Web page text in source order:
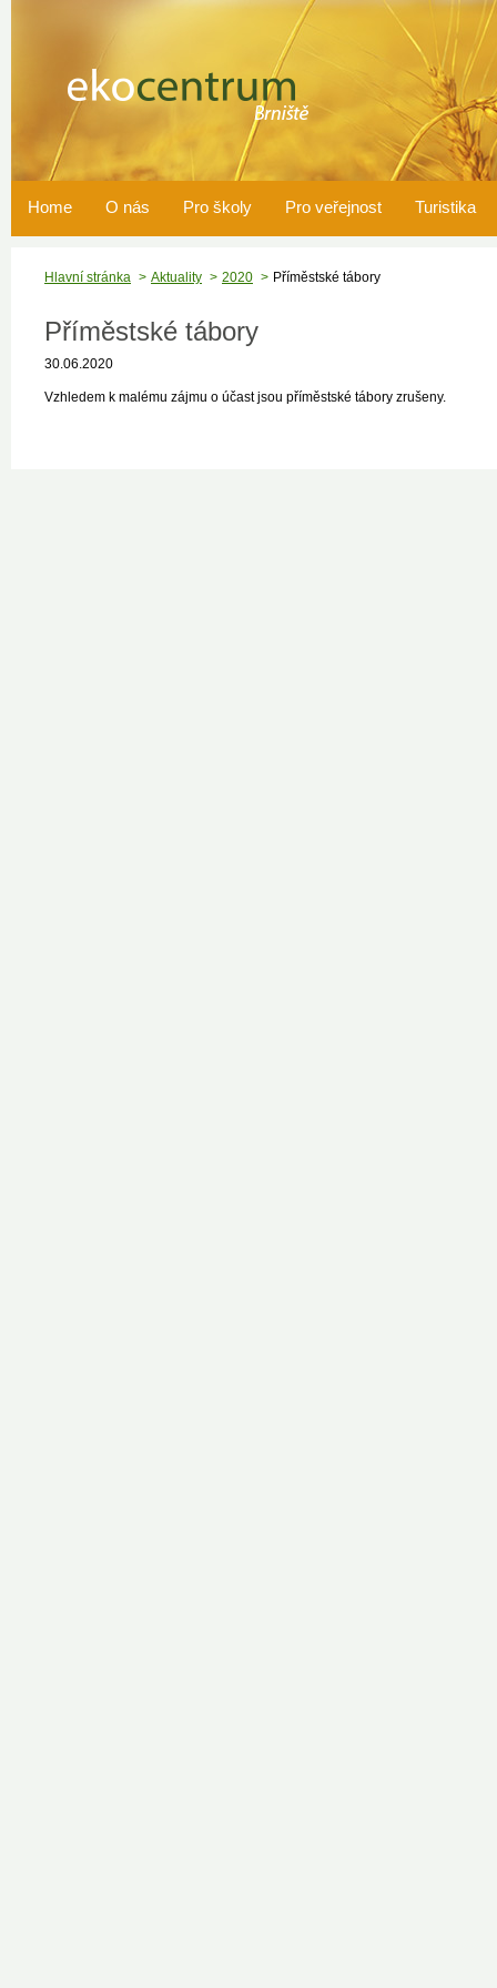
Home O nás Pro školy Pro veřejnost Turistika
Hlavní stránka Aktuality 2020 Příměstské tábory
Příměstské tábory
30.06.2020
Vzhledem k malému zájmu o účast jsou příměstské tábory zrušeny.